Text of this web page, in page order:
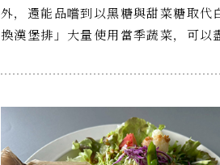
外，還能品嚐到以黑糖與甜菜糖取
換漢堡排」大量使用當季蔬菜，可以